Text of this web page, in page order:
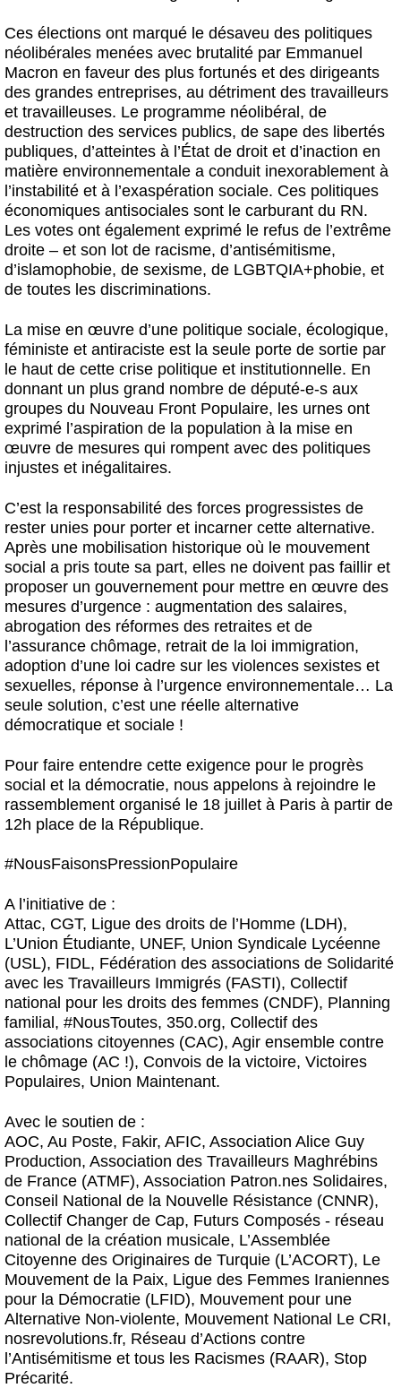
Ces élections ont marqué le désaveu des politiques
néolibérales menées avec brutalité par Emmanuel
Macron en faveur des plus fortunés et des dirigeants
des grandes entreprises, au détriment des travailleurs
et travailleuses. Le programme néolibéral, de
destruction des services publics, de sape des libertés
publiques, d’atteintes à l’État de droit et d’inaction en
matière environnementale a conduit inexorablement à
l’instabilité et à l’exaspération sociale. Ces politiques
économiques antisociales sont le carburant du RN.
Les votes ont également exprimé le refus de l’extrême
droite – et son lot de racisme, d’antisémitisme,
d’islamophobie, de sexisme, de LGBTQIA+phobie, et
de toutes les discriminations.
La mise en œuvre d’une politique sociale, écologique,
féministe et antiraciste est la seule porte de sortie par
le haut de cette crise politique et institutionnelle. En
donnant un plus grand nombre de député-e-s aux
groupes du Nouveau Front Populaire, les urnes ont
exprimé l’aspiration de la population à la mise en
œuvre de mesures qui rompent avec des politiques
injustes et inégalitaires.
C’est la responsabilité des forces progressistes de
rester unies pour porter et incarner cette alternative.
Après une mobilisation historique où le mouvement
social a pris toute sa part, elles ne doivent pas faillir et
proposer un gouvernement pour mettre en œuvre des
mesures d’urgence : augmentation des salaires,
abrogation des réformes des retraites et de
l’assurance chômage, retrait de la loi immigration,
adoption d’une loi cadre sur les violences sexistes et
sexuelles, réponse à l’urgence environnementale… La
seule solution, c’est une réelle alternative
démocratique et sociale !
Pour faire entendre cette exigence pour le progrès
social et la démocratie, nous appelons à rejoindre le
rassemblement organisé le 18 juillet à Paris à partir de
12h place de la République.
#NousFaisonsPressionPopulaire
A l’initiative de :
Attac, CGT, Ligue des droits de l’Homme (LDH),
L’Union Étudiante, UNEF, Union Syndicale Lycéenne
(USL), FIDL, Fédération des associations de Solidarité
avec les Travailleurs Immigrés (FASTI), Collectif
national pour les droits des femmes (CNDF), Planning
familial, #NousToutes, 350.org, Collectif des
associations citoyennes (CAC), Agir ensemble contre
le chômage (AC !), Convois de la victoire, Victoires
Populaires, Union Maintenant.
Avec le soutien de :
AOC, Au Poste, Fakir, AFIC, Association Alice Guy
Production, Association des Travailleurs Maghrébins
de France (ATMF), Association Patron.nes Solidaires,
Conseil National de la Nouvelle Résistance (CNNR),
Collectif Changer de Cap, Futurs Composés - réseau
national de la création musicale, L’Assemblée
Citoyenne des Originaires de Turquie (L’ACORT), Le
Mouvement de la Paix, Ligue des Femmes Iraniennes
pour la Démocratie (LFID), Mouvement pour une
Alternative Non-violente, Mouvement National Le CRI,
nosrevolutions.fr, Réseau d’Actions contre
l’Antisémitisme et tous les Racismes (RAAR), Stop
Précarité.